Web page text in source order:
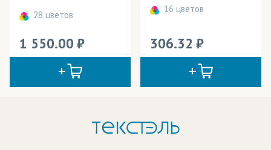
28 цветов
1 550.00
16 цветов
306.32